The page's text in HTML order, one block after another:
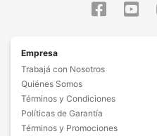
Empresa
Trabajá con Nosotros
Quiénes Somos
Términos y Condiciones
Políticas de Garantía
Términos y Promociones